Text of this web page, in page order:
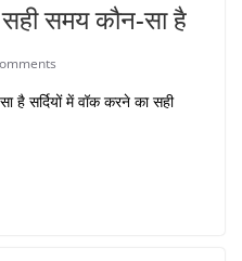
सही समय कौन-सा है
है सर्दियों में वॉक करने का सही